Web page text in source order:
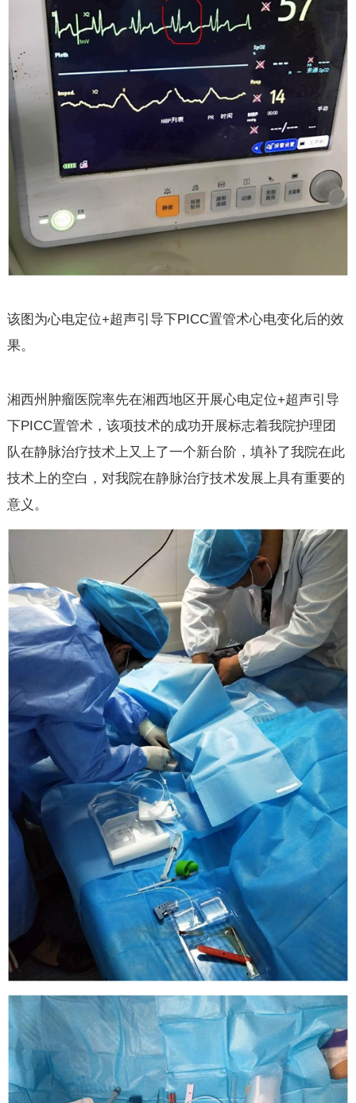
该图为心电定位+超声引导下PICC置管术心电变化后的效
果。
湘西州肿瘤医院率先在湘西地区开展心电定位+超声引导
下PICC置管术，该项技术的成功开展标志着我院护理团
队在静脉治疗技术上又上了一个新台阶，填补了我院在此
技术上的空白，对我院在静脉治疗技术发展上具有重要的
意义。